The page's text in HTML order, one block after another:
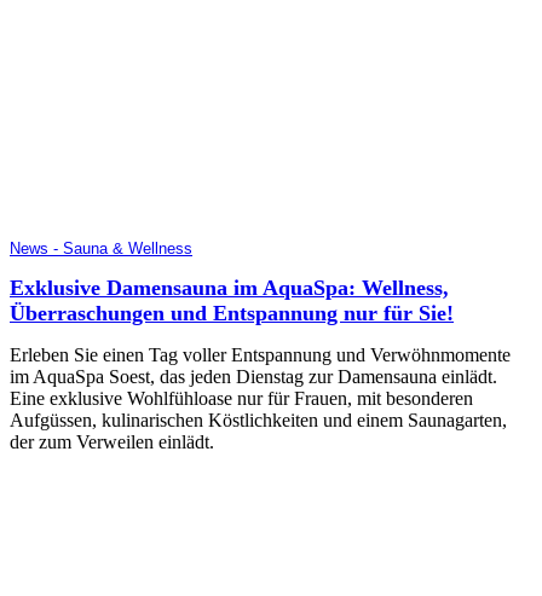
News - Sauna & Wellness
Exklusive Damensauna im AquaSpa: Wellness,
Überraschungen und Entspannung nur für Sie!
Erleben Sie einen Tag voller Entspannung und Verwöhnmomente
im AquaSpa Soest, das jeden Dienstag zur Damensauna einlädt.
Eine exklusive Wohlfühloase nur für Frauen, mit besonderen
Aufgüssen, kulinarischen Köstlichkeiten und einem Saunagarten,
der zum Verweilen einlädt.